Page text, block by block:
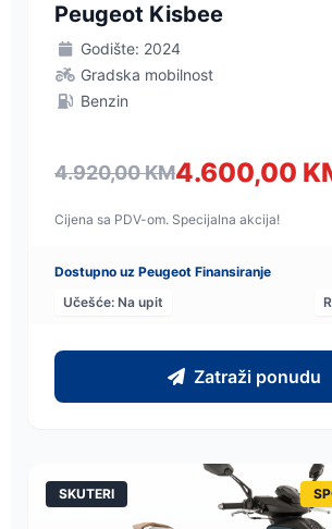
Peugeot Kisbee
Godište: 2024
Gradska mobilnost
Benzin
4.920,00 KM4.600,00
Cijena sa PDV-om. Specijalna akcija!
Dostupno uz Peugeot Finansiranje
Učešće: Na upit
Zatraži ponudu
SKUTERI